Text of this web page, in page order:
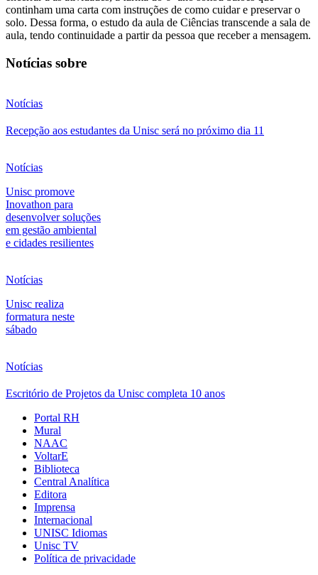
continham uma carta com instruções de como cuidar e preservar o
solo. Dessa forma, o estudo da aula de Ciências transcende a sala de
aula, tendo continuidade a partir da pessoa que receber a mensagem.
Notícias sobre
Notícias
Recepção aos estudantes da Unisc será no próximo dia 11
Notícias
Unisc promove
Inovathon para
desenvolver soluções
em gestão ambiental
e cidades resilientes
Notícias
Unisc realiza
formatura neste
sábado
Notícias
Escritório de Projetos da Unisc completa 10 anos
Portal RH
Mural
NAAC
VoltarE
Biblioteca
Central Analítica
Editora
Imprensa
Internacional
UNISC Idiomas
Unisc TV
Política de privacidade